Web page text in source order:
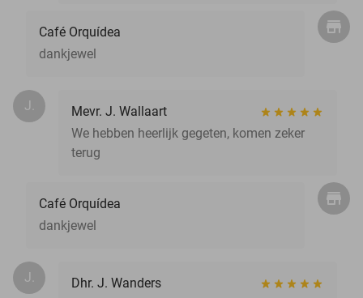
Café Orquídea
dankjewel
J.
Mevr. J. Wallaart
We hebben heerlijk gegeten, komen zeker
terug
Café Orquídea
dankjewel
J.
Dhr. J. Wanders